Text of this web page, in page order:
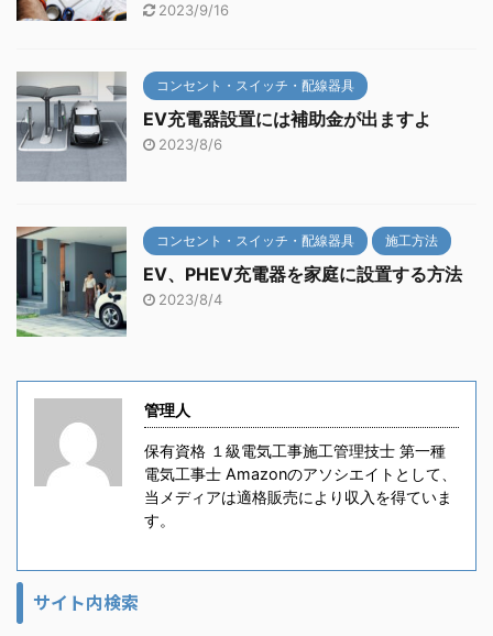
2023/9/16
コンセント・スイッチ・配線器具
EV充電器設置には補助金が出ますよ
2023/8/6
コンセント・スイッチ・配線器具 施工方法
EV、PHEV充電器を家庭に設置する方法
2023/8/4
管理人
保有資格 １級電気工事施工管理技士 第一種
電気工事士 Amazonのアソシエイトとして、
当メディアは適格販売により収入を得ていま
す。
サイト内検索